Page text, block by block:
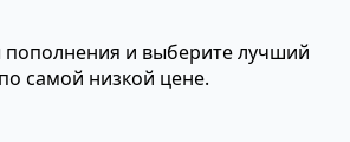
пополнения и выберите лучший
самой низкой цене.